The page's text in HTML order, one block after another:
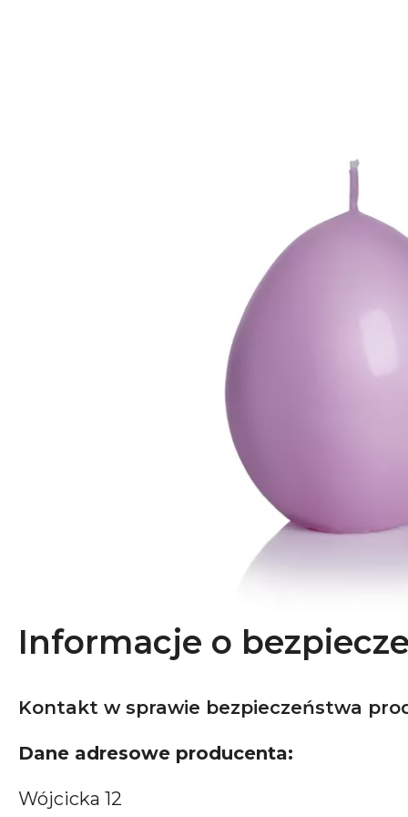
Informacje o
Kontakt w sprawie bezpieczeństwa
Dane adresowe producenta:
Wójcicka 12